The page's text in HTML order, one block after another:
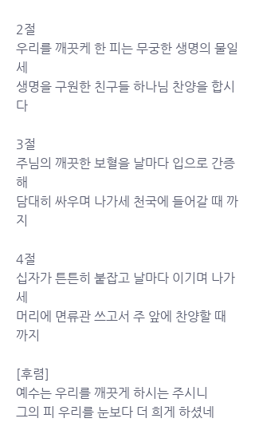
2절
우리를 깨끗케 한 피는 무궁한 생명의 물일
세
생명을 구원한 친구들 하나님 찬양을 합시
다
3절
주님의 깨끗한 보혈을 날마다 입으로 간증
해
담대히 싸우며 나가세 천국에 들어갈 때 까
지
4절
십자가 튼튼히 붙잡고 날마다 이기며 나가
세
머리에 면류관 쓰고서 주 앞에 찬양할 때
까지
[후렴]
예수는 우리를 깨끗게 하시는 주시니
그의 피 우리를 눈보다 더 희게 하셨네